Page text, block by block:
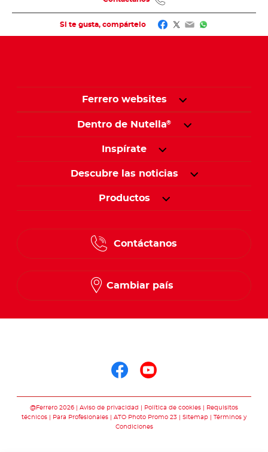
Si te gusta, compártelo Facebook
Twitter
EmailWhatsApp
Ferrero websites
Dentro de Nutella®
Inspírate
Descubre las noticias
Productos
Contáctanos
Cambiar país
@Ferrero 2026 Aviso de privacidad Política de cookies
Requisitos
técnicos
Para Profesionales ATO Photo Promo 23 Sitemap
Términos y
Condiciones